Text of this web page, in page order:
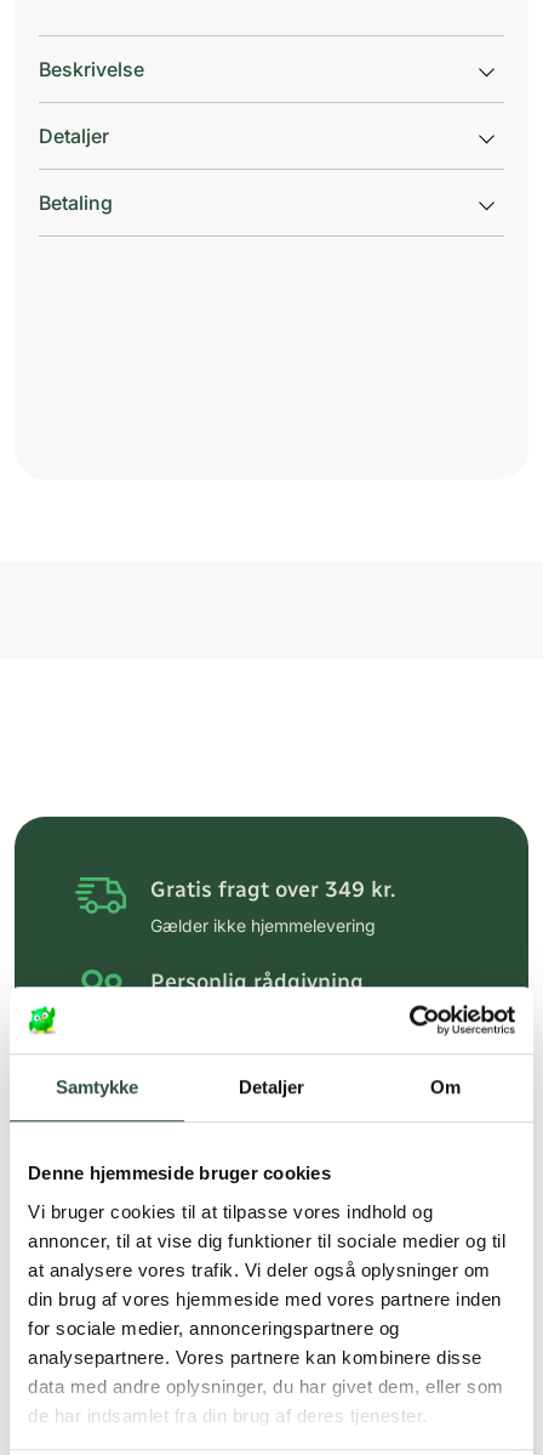
Samtykke Detaljer Om
Denne hjemmeside bruger cookies
Vi bruger cookies til at tilpasse vores indhold og
annoncer, til at vise dig funktioner til sociale medier og til
at analysere vores trafik. Vi deler også oplysninger om
din brug af vores hjemmeside med vores partnere inden
for sociale medier, annonceringspartnere og
analysepartnere. Vores partnere kan kombinere disse
data med andre oplysninger, du har givet dem, eller som
de har indsamlet fra din brug af deres tjenester.
Beskrivelse
Detaljer
Betaling
Gratis fragt over 349 kr.
Gælder ikke hjemmelevering
Personlig rådgivning
Hurtig levering (30 min. i Kbh)
Faste lave priser*
*Gælder ikke ernæringsprodukter.
Stort udvalg af kendte
produkter
Vi tilbyder et stort udvalg af kendte
cremer, vitaminer og andre spændende
produkter – altid til fast lav pris.
Læs mere om Uglecare.dk her